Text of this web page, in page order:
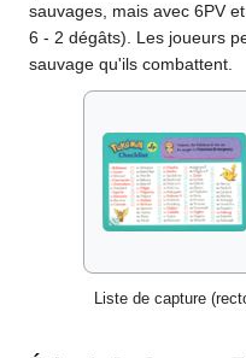
sauvages, mais avec 6PV
6 - 2 dégâts). Les joueurs
sauvage qu'ils combattent.
Liste de capture